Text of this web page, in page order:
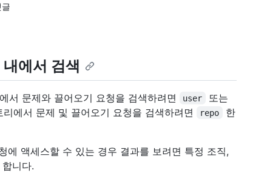
글
에서 검색
서 문제와 끌어오기 요청을 검색하려면 user 또는
에서 문제 및 끌어오기 요청을 검색하려면 repo
한
에 액세스할 수 있는 경우 결과를 보려면 특정 조직,
니다.